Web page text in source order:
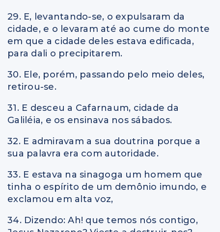
29. E, levantando-se, o expulsaram da
cidade, e o levaram até ao cume do monte
em que a cidade deles estava edificada,
para dali o precipitarem.
30. Ele, porém, passando pelo meio deles,
retirou-se.
31. E desceu a Cafarnaum, cidade da
Galiléia, e os ensinava nos sábados.
32. E admiravam a sua doutrina porque a
sua palavra era com autoridade.
33. E estava na sinagoga um homem que
tinha o espírito de um demônio imundo, e
exclamou em alta voz,
34. Dizendo: Ah! que temos nós contigo,